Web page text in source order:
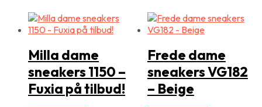
Milla dame
sneakers 1150 –
Fuxia på tilbud!
Frede dame
sneakers VG182
– Beige